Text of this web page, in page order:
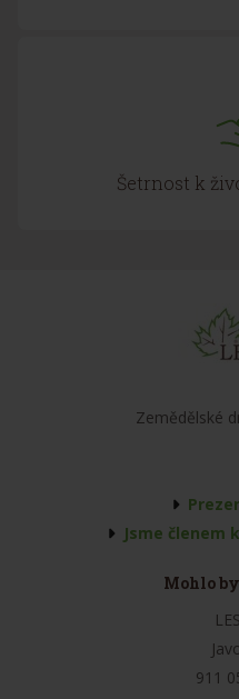
Šetrnost k
Zemědělské
Jsme členem
Mohlo
911